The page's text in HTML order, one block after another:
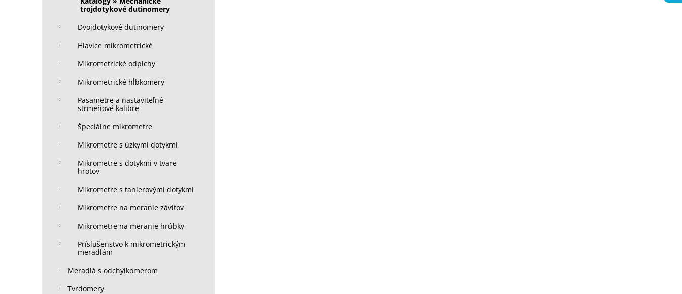
trojdotykové dutinomery
Dvojdotykové dutinomery
Hlavice mikrometrické
Mikrometrické odpichy
Mikrometrické hĺbkomery
Pasametre a nastaviteľné
strmeňové kalibre
Špeciálne mikrometre
Mikrometre s úzkymi dotykmi
Mikrometre s dotykmi v tvare
hrotov
Mikrometre s tanierovými dotykmi
Mikrometre na meranie závitov
Mikrometre na meranie hrúbky
Príslušenstvo k mikrometrickým
meradlám
Meradlá s odchýlkomerom
Tvrdomery